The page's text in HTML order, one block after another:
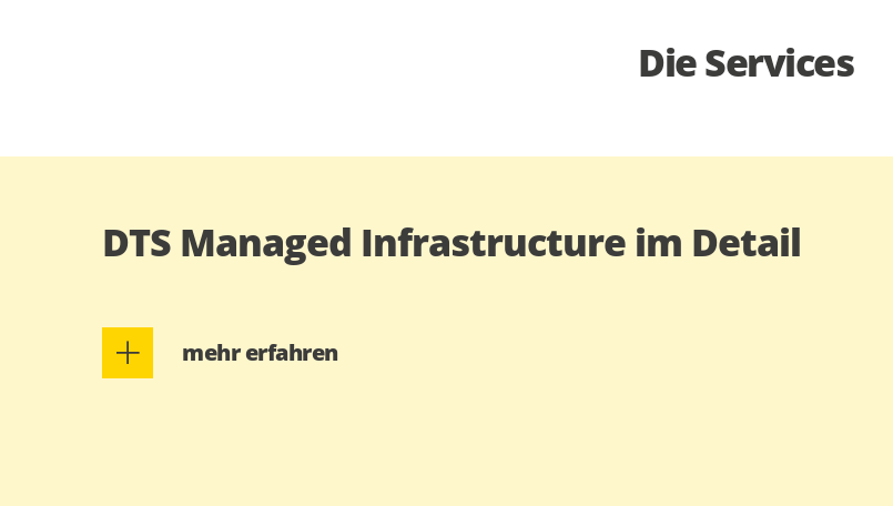
Die Services
DTS Managed Infrastructure im Detail
mehr erfahren